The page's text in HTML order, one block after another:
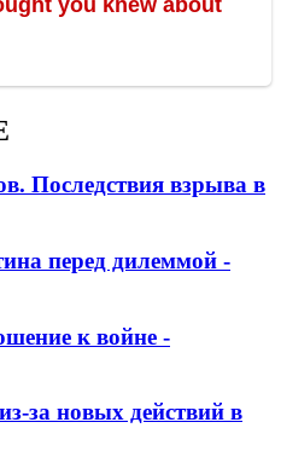
Последствия взрыва в
перед дилеммой -
к войне -
за новых действий в